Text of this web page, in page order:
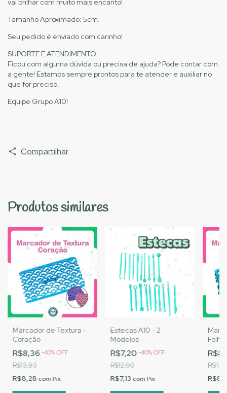
Tamanho Aproximado: 5cm.
Seu pedido é enviado com carinho!
SUPORTE E ATENDIMENTO:
Ficou com alguma dúvida ou precisa de ajuda? Pode contar com
a gente! Estamos sempre prontos para te atender e auxiliar no
que for preciso.
Equipe Grupo A10!
Compartilhar
Produtos similares
Marcador de Textura -
Coração
R$8,36-40%OFF
R$13,93
R$8,28 com Pix
Estecas A10 - 2
Modelos
R$7,20-40%OFF
R$12,00
R$7,13 com Pix